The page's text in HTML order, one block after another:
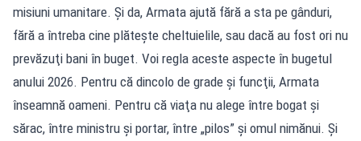
misiuni umanitare. Şi da, Armata ajută fără a sta pe gânduri,
fără a întreba cine plăteşte cheltuielile, sau dacă au fost ori nu
prevăzuţi bani în buget. Voi regla aceste aspecte în bugetul
anului 2026. Pentru că dincolo de grade şi funcţii, Armata
înseamnă oameni. Pentru că viaţa nu alege între bogat şi
sărac, între ministru şi portar, între „pilos” şi omul nimănui. Şi